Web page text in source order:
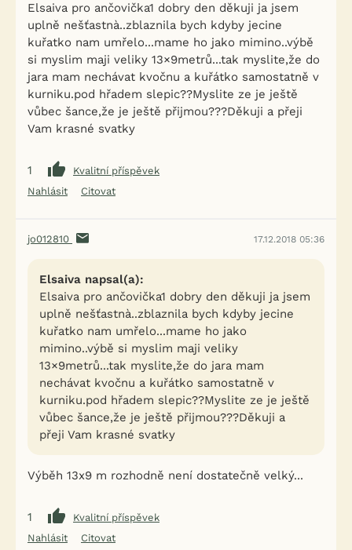
Elsaiva pro ančovička1 dobry den děkuji ja jsem
uplně nešťastnà..zblaznila bych kdyby jecine
kuřatko nam umřelo...mame ho jako mimino..výbě
si myslim maji veliky 13×9metrů...tak myslite,že do
jara mam nechávat kvočnu a kuřátko samostatně v
kurniku.pod hřadem slepic??Myslite ze je ještě
vůbec šance,že je ještě přijmou???Děkuji a přeji
Vam krasné svatky
1
Kvalitní příspěvek
Nahlásit
Citovat
jo012810 17.12.2018 05:36
Elsaiva napsal(a):
Elsaiva pro ančovička1 dobry den děkuji ja jsem
uplně nešťastnà..zblaznila bych kdyby jecine
kuřatko nam umřelo...mame ho jako
mimino..výbě si myslim maji veliky
13×9metrů...tak myslite,že do jara mam
nechávat kvočnu a kuřátko samostatně v
kurniku.pod hřadem slepic??Myslite ze je ještě
vůbec šance,že je ještě přijmou???Děkuji a
přeji Vam krasné svatky
Výběh 13x9 m rozhodně není dostatečně velký...
1
Kvalitní příspěvek
Nahlásit
Citovat